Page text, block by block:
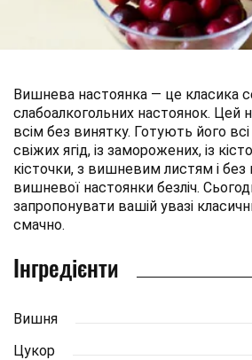
Вишнева настоянка — це класика
слабоалкогольних настоянок. Цей
всім без винятку. Готують його всі
свіжих ягід, із заморожених, із
кісточки, з вишневим листям і без
вишневої настоянки безліч.
запропонувати вашій увазі
смачно.
Інгредієнти
Вишня
Цукор